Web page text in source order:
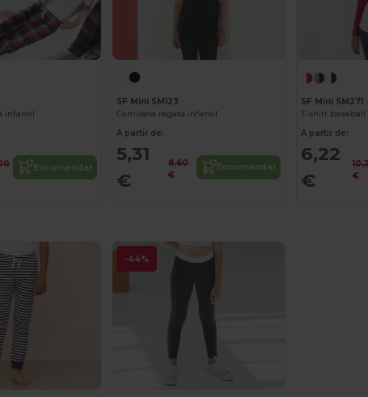
infantil
Encomendar
SF Mini SM123
Camiseta regata infantil
A partir de:
5,31
€
8,60
€
Encomendar
SF Mini SM271
A partir de:
6,22
€
€
-44%